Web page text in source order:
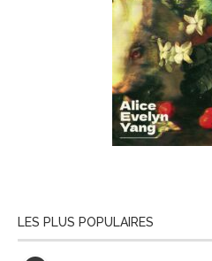
LES PLUS POPULAIRES